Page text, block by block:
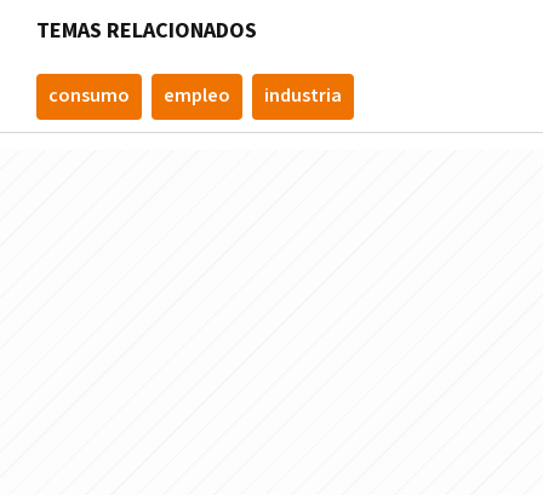
TEMAS RELACIONADOS
consumo empleo industria